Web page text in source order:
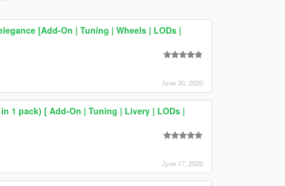
[Add-On | Tuning | Wheels | LODs |
Јуни 30, 2020
1 pack) [ Add-On | Tuning | Livery | LODs |
Јуни 17, 2020